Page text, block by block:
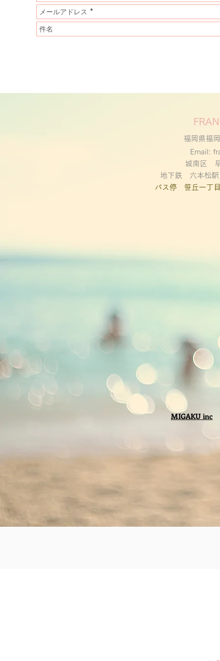
福岡県福
Email:
城南区
地下鉄 六本松駅
バス停 笹丘一丁
MIGAKU inc